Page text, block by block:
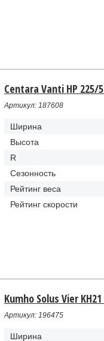
Centara Vanti HP 225/
Артикул: 187608
Ширина
Высота
R
Сезонность
Рейтинг веса
Рейтинг скорости
Kumho Solus Vier
Артикул: 196475
Ширина